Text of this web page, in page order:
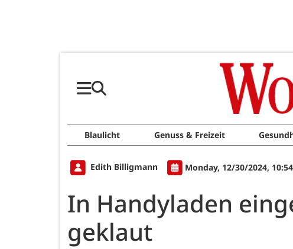
Blaulicht Genuss & Freizeit
Edith Billigmann Monday, 12/30/2024,
In Handyladen
geklaut